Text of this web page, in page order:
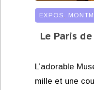
EXPOS
Le Paris
L’adorable
mille et une